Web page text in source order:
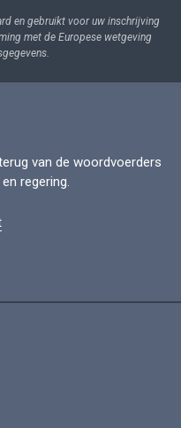
en gebruikt voor uw inschrijving
met de Europese wetgeving
van de woordvoerders
regering.